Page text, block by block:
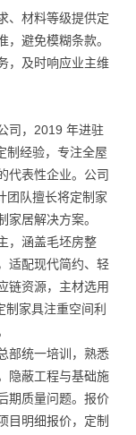
、材料等级提供定
避免模糊条款。
，及时响应业主维
司，2019 年进驻
制经验，专注全屋
代表性企业。公司
团队擅长将定制家
居解决方案。
，涵盖毛坯房整
适配现代简约、轻
链资源，主材选用
家具注重空间利
部统一培训，熟悉
隐蔽工程与基础施
期质量问题。报价
目明细报价，定制